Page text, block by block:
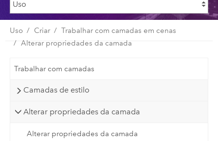
Uso Criar
Trabalhar com camadas em cenas
Alterar propriedades da camada
Trabalhar com camadas
Camadas de estilo
Alterar propriedades da camada
Alterar propriedades da camada